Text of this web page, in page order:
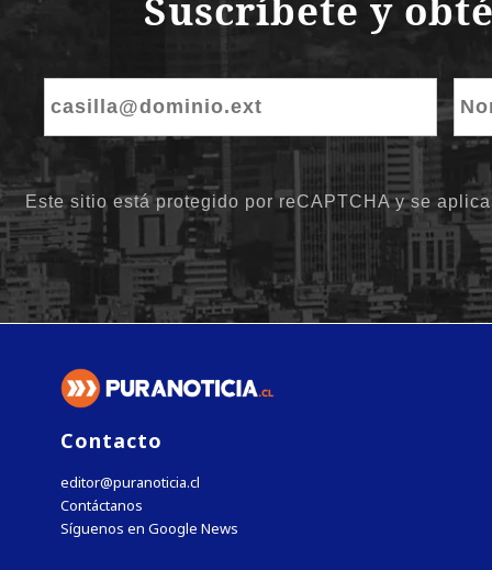
Contacto
editor@puranoticia.cl
Contáctanos
Síguenos en Google News